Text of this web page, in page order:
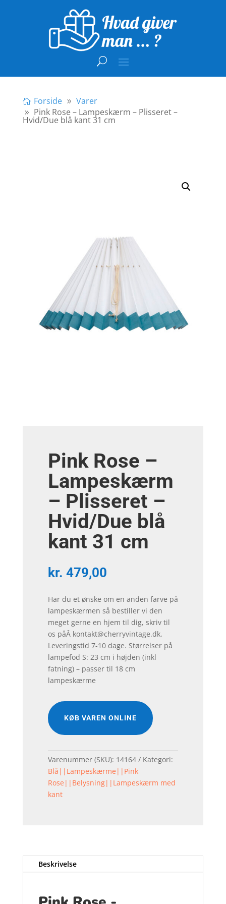
Forside
Varer
Pink Rose – Lampeskærm – Plisseret –
Hvid/Due blå kant 31 cm
Pink Rose –
Lampeskærm
– Plisseret –
Hvid/Due blå
kant 31 cm
kr. 479,00
Har du et ønske om en anden farve på
lampeskærmen så bestiller vi den
meget gerne en hjem til dig, skriv til
os påÂ kontakt@cherryvintage.dk,
Leveringstid 7-10 dage. Størrelser på
lampefod S: 23 cm i højden (inkl
fatning) – passer til 18 cm
lampeskærme
KØB VAREN ONLINE
Varenummer (SKU): 14164
Kategori:
Blå||Lampeskærme||Pink
Rose||Belysning||Lampeskærm med
kant
Beskrivelse